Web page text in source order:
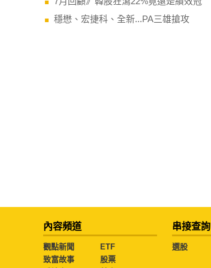
穩懋、宏捷科、全新...PA三雄搶攻
內容頻道
觀點新聞
ETF
致富故事
股票
串接查詢
選股